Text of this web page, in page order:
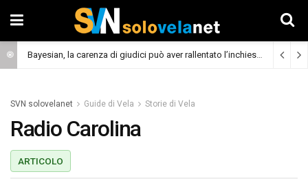
Bayesian, la carenza di giudici può aver rallentato l’inchiesta (Cronaca)
SVN solovelanet Guide di Vela Storie di Vela
Radio Carolina
ARTICOLO